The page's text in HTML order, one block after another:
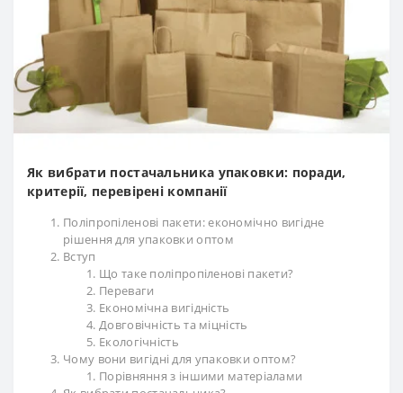
Як вибрати постачальника упаковки: поради,
критерії, перевірені компанії
Поліпропіленові пакети: економічно вигідне
рішення для упаковки оптом
Вступ
Що таке поліпропіленові пакети?
Переваги
Економічна вигідність
Довговічність та міцність
Екологічність
Чому вони вигідні для упаковки оптом?
Порівняння з іншими матеріалами